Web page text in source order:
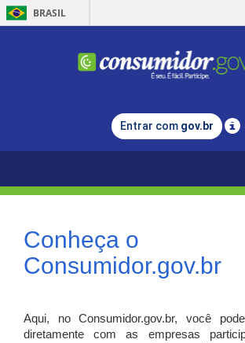
BRASIL
Entrar com gov.br
Conheça o
Consumidor.gov.br
Aqui, no Consumidor.gov.br, você
diretamente com as empresas